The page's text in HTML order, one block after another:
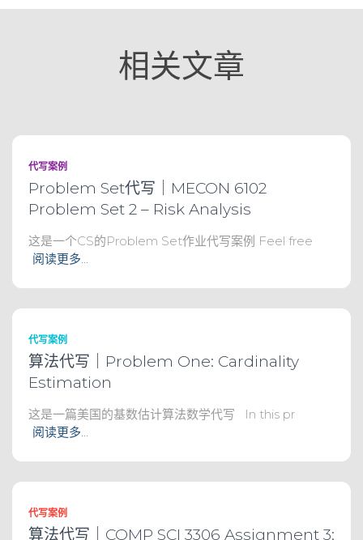
相关文章
代写案例
Problem Set代写｜MECON 6102
Problem Set 2 – Risk Analysis
这是一个CS的Problem Set作业代写案例 Feel free
阅读更多…
代写案例
算法代写｜Problem One: Cardinality
Estimation
这是一篇美国的基数估计算法数学代写 In this pr
阅读更多…
代写案例
算法代写｜COMP SCI 3306 Assignment 3: